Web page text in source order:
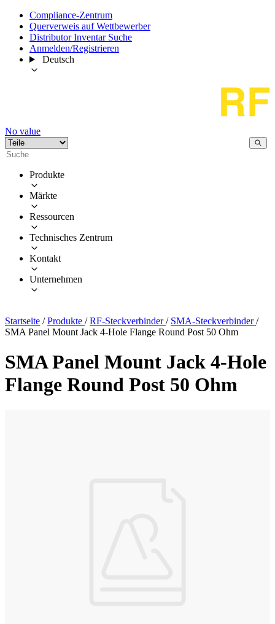
Compliance-Zentrum
Querverweis auf Wettbewerber
Distributor Inventar Suche
Anmelden/Registrieren
Deutsch
No value
Produkte
Märkte
Ressourcen
Technisches Zentrum
Kontakt
Unternehmen
Startseite / Produkte / RF-Steckverbinder/ SMA-Steckverbinder/
SMA Panel Mount Jack 4-Hole Flange Round Post 50 Ohm
SMA Panel Mount Jack 4-Hole
Flange Round Post 50 Ohm